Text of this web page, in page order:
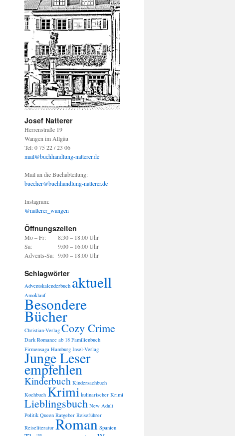
Josef Natterer
Herrenstraße 19
Wangen im Allgäu
Tel: 0 75 22 / 23 06
mail@buchhandlung-natterer.de
Mail an die Buchabteilung:
buecher@buchhandlung-natterer.de
Instagram:
@natterer_wangen
Öffnungszeiten
Mo – Fr:
8:30 – 18:00 Uhr
Sa:
9:00 – 16:00 Uhr
Advents-Sa: 9:00 – 18:00 Uhr
Schlagwörter
Adventskalenderbuch aktuell
Amoklauf
Besondere
Bücher
Christian-Verlag Cozy Crime
Dark Romance ab 18 Familienbuch
Firmensaga Hamburg Insel-Verlag
Junge Leser
empfehlen
Kinderbuch Kindersachbuch
Kochbuch Krimi kulinarischer Krimi
Lieblingsbuch New Adult
Politik Queen Ratgeber Reiseführer
Reiseliteratur Roman Spanien